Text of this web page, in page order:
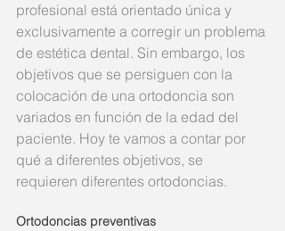
profesional está orientado única y
exclusivamente a corregir un problema
de estética dental. Sin embargo, los
objetivos que se persiguen con la
colocación de una ortodoncia son
variados en función de la edad del
paciente. Hoy te vamos a contar por
qué a diferentes objetivos, se
requieren diferentes ortodoncias.
Ortodoncias preventivas